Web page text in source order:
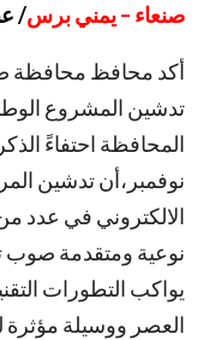
صنعاء – يمني برس/
أكد محافظ محافظة
تدشين المشروع
نوفمبر،أن تدشين
الالكتروني في عدد
نوعية ومتقدمة صوب
يواكب التطورات
العصر ووسيلة